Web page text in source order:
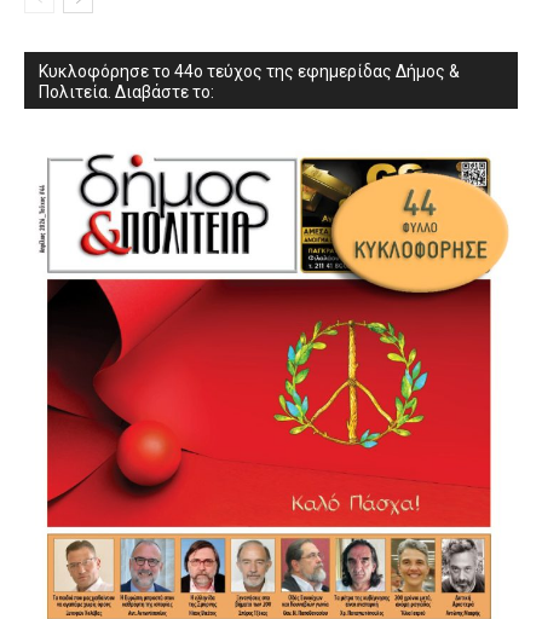
Κυκλοφόρησε το 44ο τεύχος της εφημερίδας Δήμος &
Πολιτεία. Διαβάστε το: